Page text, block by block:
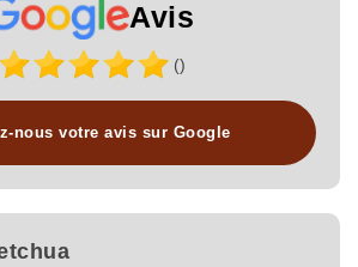
Avis
()
nous votre avis sur Google